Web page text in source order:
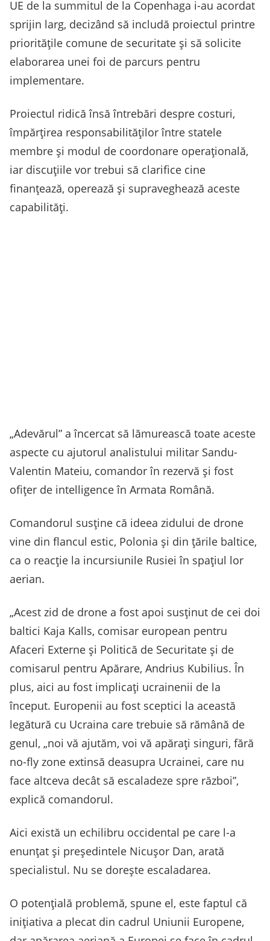
UE de la summitul de la Copenhaga i-au acordat
sprijin larg, decizând să includă proiectul printre
prioritățile comune de securitate și să solicite
elaborarea unei foi de parcurs pentru
implementare.
Proiectul ridică însă întrebări despre costuri,
împărțirea responsabilităților între statele
membre și modul de coordonare operațională,
iar discuțiile vor trebui să clarifice cine
finanțează, operează și supraveghează aceste
capabilități.
„Adevărul” a încercat să lămurească toate aceste
aspecte cu ajutorul analistului militar Sandu-
Valentin Mateiu, comandor în rezervă și fost
ofiţer de intelligence în Armata Română.
Comandorul susține că ideea zidului de drone
vine din flancul estic, Polonia și din țările baltice,
ca o reacție la incursiunile Rusiei în spațiul lor
aerian.
„Acest zid de drone a fost apoi susținut de cei doi
baltici Kaja Kalls, comisar european pentru
Afaceri Externe și Politică de Securitate și de
comisarul pentru Apărare, Andrius Kubilius. În
plus, aici au fost implicați ucrainenii de la
început. Europenii au fost sceptici la această
legătură cu Ucraina care trebuie să rămână de
genul, „noi vă ajutăm, voi vă apărați singuri, fără
no-fly zone extinsă deasupra Ucrainei, care nu
face altceva decât să escaladeze spre război”,
explică comandorul.
Aici există un echilibru occidental pe care l-a
enunțat și președintele Nicușor Dan, arată
specialistul. Nu se dorește escaladarea.
O potențială problemă, spune el, este faptul că
inițiativa a plecat din cadrul Uniunii Europene,